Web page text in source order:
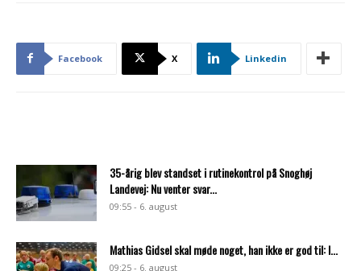
Facebook X Linkedin
35-årig blev standset i rutinekontrol på Snoghøj
Landevej: Nu venter svar...
09:55 - 6. august
Mathias Gidsel skal møde noget, han ikke er god til: I...
09:25 - 6. august